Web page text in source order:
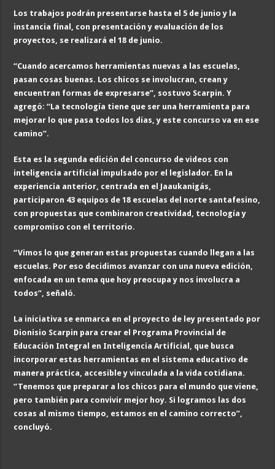
Los trabajos podrán presentarse hasta el 5 de junio y la
instancia final, con presentación y evaluación de los
proyectos, se realizará el 18 de junio.
“Cuando acercamos herramientas nuevas a las escuelas,
pasan cosas buenas. Los chicos se involucran, crean y
encuentran formas de expresarse”, sostuvo Scarpin. Y
agregó: “La tecnología tiene que ser una herramienta para
mejorar lo que pasa todos los días, y este concurso va en ese
camino”.
Esta es la segunda edición del concurso de videos con
inteligencia artificial impulsado por el legislador. En la
experiencia anterior, centrada en el Jaaukanigás,
participaron 43 equipos de 18 escuelas del norte santafesino,
con propuestas que combinaron creatividad, tecnología y
compromiso con el territorio.
“Vimos lo que generan estas propuestas cuando llegan a las
escuelas. Por eso decidimos avanzar con una nueva edición,
enfocada en un tema que hoy preocupa y nos involucra a
todos”, señaló.
La iniciativa se enmarca en el proyecto de ley presentado por
Dionisio Scarpin para crear el Programa Provincial de
Educación Integral en Inteligencia Artificial, que busca
incorporar estas herramientas en el sistema educativo de
manera práctica, accesible y vinculada a la vida cotidiana.
“Tenemos que preparar a los chicos para el mundo que viene,
pero también para convivir mejor hoy. Si logramos las dos
cosas al mismo tiempo, estamos en el camino correcto”,
concluyó.